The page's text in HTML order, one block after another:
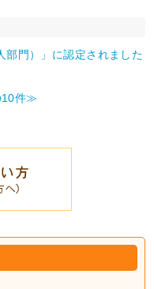
部門）」に認定されました
10件≫